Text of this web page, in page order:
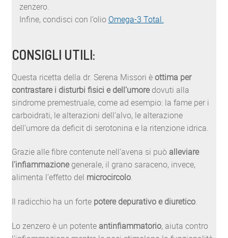
zenzero.
Infine, condisci con l’olio Omega-3 Total.
CONSIGLI UTILI:
Questa ricetta della dr. Serena Missori èottima per
contrastare i disturbi fisici e dell’umoredovuti alla
sindrome premestruale, come ad esempio: la fame per i
carboidrati, le alterazioni dell’alvo, le alterazione
dell’umore da deficit di serotonina e la ritenzione idrica.
Grazie alle fibre contenute nell’avena si può alleviare
l’infiammazionegenerale, il grano saraceno, invece,
alimenta l’effetto del microcircolo.
Il radicchio ha un forte potere depurativo e diuretico.
Lo zenzero è un potente antinfiammatorio, aiuta contro